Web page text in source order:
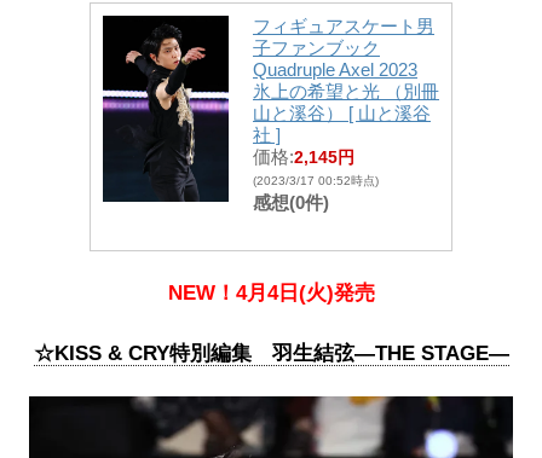
フィギュアスケート男
子ファンブック
Quadruple Axel 2023
氷上の希望と光 （別冊
山と溪谷） [ 山と溪谷
社 ]
価格:2,145円
(2023/3/17 00:52時点)
感想(0件)
NEW！4月4日(火)発売
☆KISS & CRY特別編集 羽生結弦―THE STAGE―